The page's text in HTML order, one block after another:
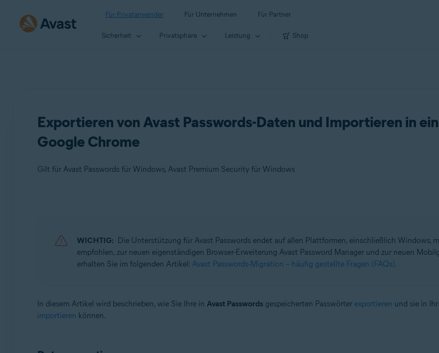
Für Privatanwender Für Unternehmen Für Partner
Sicherheit Privatsphäre Leistung Shop
Exportieren von Avast Passwords-Daten und Importieren in
Google Chrome
Gilt für Avast Passwords für Windows, Avast Premium Security für Windows
Avast Premium Security 22.x für Windows
Betriebssysteme:
Microsoft Windows 8 Home/Pro/Enterprise/Education – 32-/64-Bit
Microsoft Windows 7 Home Basic/Home Premium/Professional/Enterprise/Ultimate – Service Pack 1 mit benutzerfreundlichem
WICHTIG: Die Unterstützung für Avast Passwords endet auf allen Plattformen, einschließlich Windows,
empfohlen, zur neuen eigenständigen Browser-Erweiterung Avast Password Manager und zur neuen
erhalten Sie im folgenden Artikel: Avast Passwords-Migration – häufig gestellte Fragen (FAQs).
In diesem Artikel wird beschrieben, wie Sie Ihre in Avast Passwordsgespeicherten Passwörter exportieren und sie in Ihr
importieren können.